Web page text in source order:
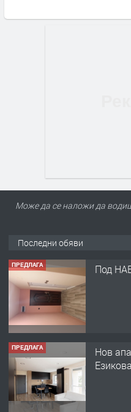
Може да се наложи да
Последни обяви
ПРЕДЛАГА Под
ПРЕДЛАГА
Нов